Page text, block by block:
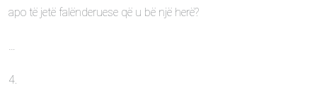
apo të jetë falënderuese që u bë një herë?
…
4.